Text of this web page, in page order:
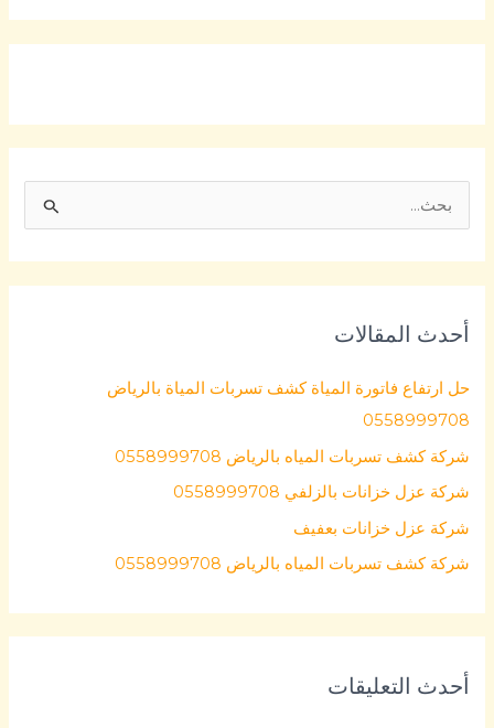
ث
أحدث المقالات
حل ارتفاع فاتورة المياة كشف تسربات المياة بالرياض
0558999708
شركة كشف تسربات المياه بالرياض 0558999708
شركة عزل خزانات بالزلفي 0558999708
شركة عزل خزانات بعفيف
شركة كشف تسربات المياه بالرياض 0558999708
أحدث التعليقات